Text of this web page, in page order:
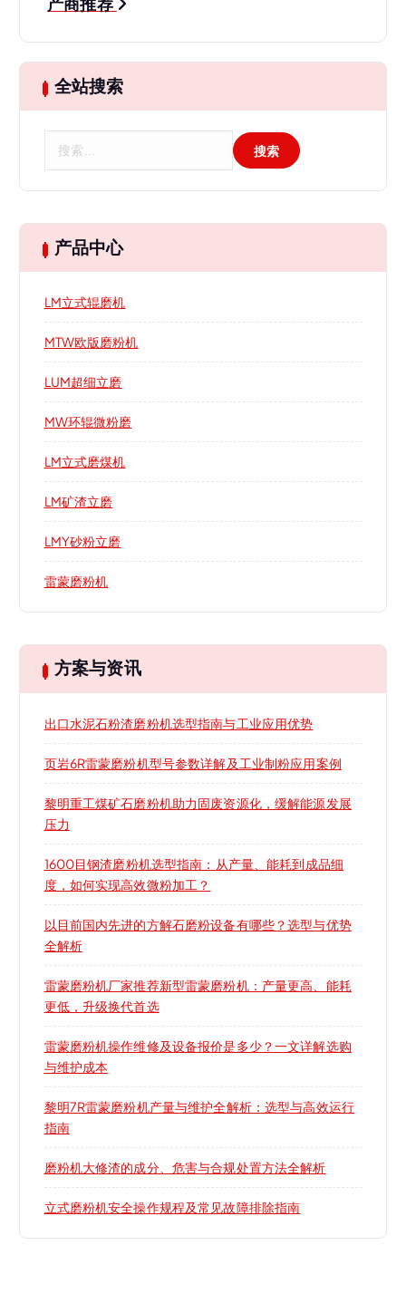
产商推荐
全站搜索
产品中心
LM立式辊磨机
MTW欧版磨粉机
LUM超细立磨
MW环辊微粉磨
LM立式磨煤机
LM矿渣立磨
LMY砂粉立磨
雷蒙磨粉机
方案与资讯
出口水泥石粉渣磨粉机选型指南与工业应用优势
页岩6R雷蒙磨粉机型号参数详解及工业制粉应用案例
黎明重工煤矿石磨粉机助力固废资源化，缓解能源发展
压力
1600目钢渣磨粉机选型指南：从产量、能耗到成品细
度，如何实现高效微粉加工？
以目前国内先进的方解石磨粉设备有哪些？选型与优势
全解析
雷蒙磨粉机厂家推荐新型雷蒙磨粉机：产量更高、能耗
更低，升级换代首选
雷蒙磨粉机操作维修及设备报价是多少？一文详解选购
与维护成本
黎明7R雷蒙磨粉机产量与维护全解析：选型与高效运行
指南
磨粉机大修渣的成分、危害与合规处置方法全解析
立式磨粉机安全操作规程及常见故障排除指南